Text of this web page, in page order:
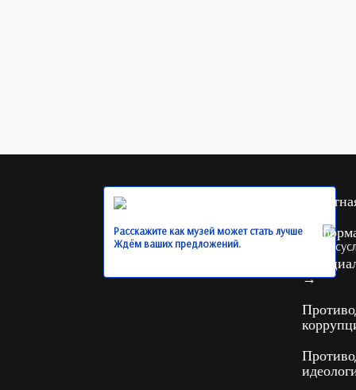
Расскажите как музей может стать лучше.
Ждём ваших предложений.
→